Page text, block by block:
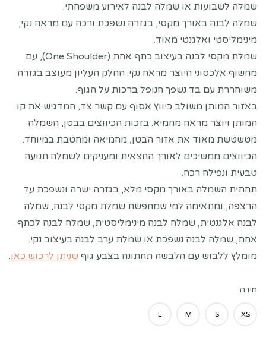
שמלה לשבועות או שמלה לבנה לאירוע משפחתי.
שמלה לבנה באורך מקסי, בגזרה נשפכת ורכה עם מראה נקי,
מינימליסטי ואלגנטי מאוד.
שמלת מקסי לבנה בעיצוב כתף אחת (One Shoulder), עם
מחשוף אלכסוני היוצר מראה נקי. החלק העליון מעוצב בגזרה
משוחררת עם בד נשפך הנופל ברכות על הגוף.
באזור המותן משולב כיווץ אסוף עם קשר צד, המדגיש את קו
המותן ויוצר מראה מחמיא. בזכות הכיווצים בבטן, השמלה
מטשטשת מאוד את אזור הבטן, מחמיאה ומחטבת במיוחד.
הכיווצים ממשיכים לאורך החצאית ומעניקים לשמלה תנועה
טבעית ונפילה רכה.
תחתית השמלה באורך מקסי מלא, בגזרה ישרה ונשפכת עד
הרצפה, ומתאימה למי שמחפשת שמלת מקסי לבנה, שמלה
לבנה אלגנטית, שמלה לבנה מינימליסטית, שמלה לבנה לכתף
אחת, שמלה לבנה נשפכת או שמלת ערב לבנה בעיצוב נקי.
מומלץ ללבוש עם הלבשה תחתונה בצבע גוף שניתן לרכוש כאן.
מידה
XS
S
M
L